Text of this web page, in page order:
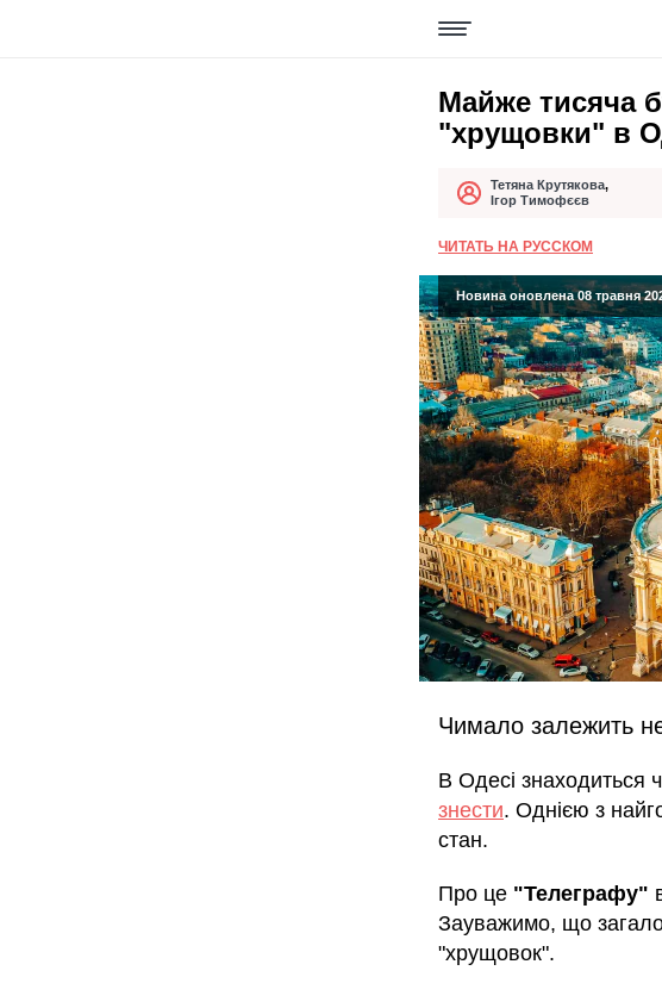
Майже тисяча
"хрущовки" в
Автор
Тетяна Крутякова,
Ігор Тимофєєв
Дата публікації
ЧИТАТЬ НА РУССКОМ
Новина оновлена 08 травня
Чимало залежить не
В Одесі знаходиться
знести. Однією з
стан.
Про це "Телеграфу"
Зауважимо, що
"хрущовок".